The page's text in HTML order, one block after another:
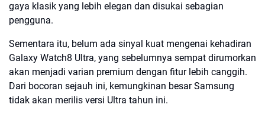
gaya klasik yang lebih elegan dan disukai sebagian
pengguna.
Sementara itu, belum ada sinyal kuat mengenai kehadiran
Galaxy Watch8 Ultra, yang sebelumnya sempat dirumorkan
akan menjadi varian premium dengan fitur lebih canggih.
Dari bocoran sejauh ini, kemungkinan besar Samsung
tidak akan merilis versi Ultra tahun ini.